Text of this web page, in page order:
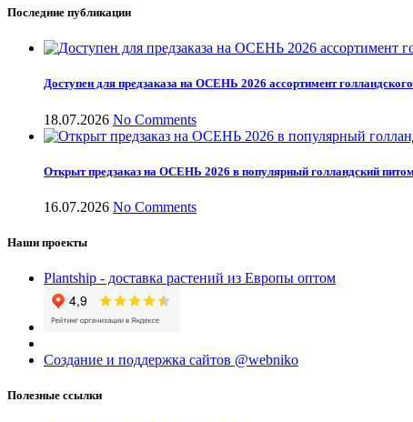
Последние публикации
Доступен для предзаказа на ОСЕНЬ 2026 ассортимент
18.07.2026 No Comments
Открыт предзаказ на ОСЕНЬ 2026 в популярный голландский
16.07.2026 No Comments
Наши проекты
Plantship - доставка растений из Европы оптом
Создание и поддержка сайтов @webniko
Полезные ссылки